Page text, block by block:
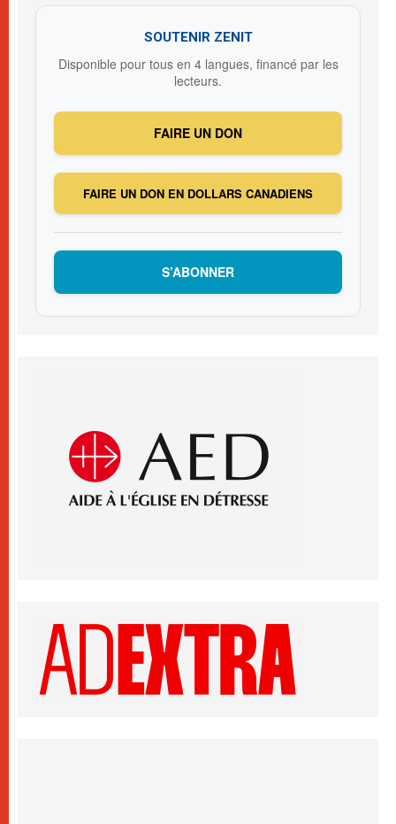
SOUTENIR ZENIT
Disponible pour tous en 4 langues, financé par les
lecteurs.
FAIRE UN DON
FAIRE UN DON EN DOLLARS CANADIENS
S’ABONNER